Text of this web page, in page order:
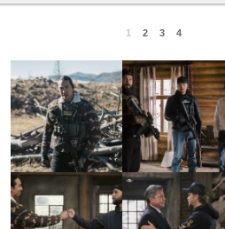
1 2 3 4